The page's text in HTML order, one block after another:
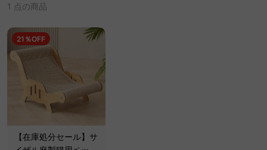
1 点の商品
21％OFF
【在庫処分セール】サ